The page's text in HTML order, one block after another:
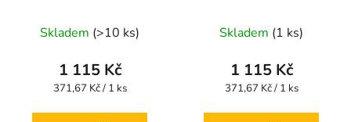
50 ml + čisticí gel 30 ml
+ exfoliační fluid 50 ml
Skladem (>10 ks)
1 115 Kč
Měrná
371,67 Kč / 1 ks
čisticí pěna 30 ml +
exfoliační fluid 50 ml
Skladem (1 ks)
1 115 Kč
Měrná
371,67 Kč / 1 ks